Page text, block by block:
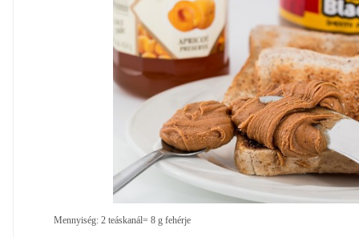
Mennyiség: 2 teáskanál= 8 g fehérje